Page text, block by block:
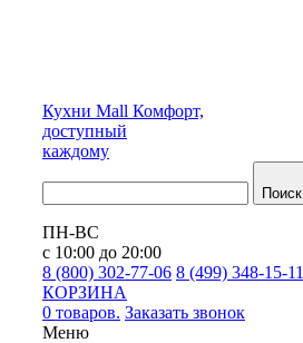
Кухни Mall Комфорт,
доступный
каждому
Поиск
ПН-ВС
с 10:00 до 20:00
8 (800) 302-77-06 8 (499) 348-15-11
КОРЗИНА
0 товаров. Заказать звонок
Меню